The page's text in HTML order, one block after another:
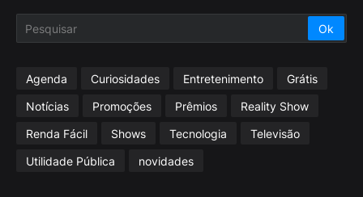
Agenda Curiosidades Entretenimento
Grátis
Notícias
Promoções Prêmios
Reality Show
Renda Fácil
Shows Tecnologia
Televisão
Utilidade Pública
novidades